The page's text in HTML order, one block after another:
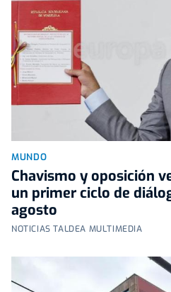
MUNDO
Chavismo y oposición
un primer ciclo de
agosto
NOTICIAS TALDEA MULTIMEDIA